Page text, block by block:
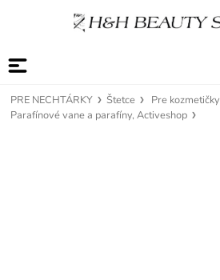
PRE NECHTÁRKY Štetce Pre kozmetičky
Parafínové vane a parafíny, Activeshop